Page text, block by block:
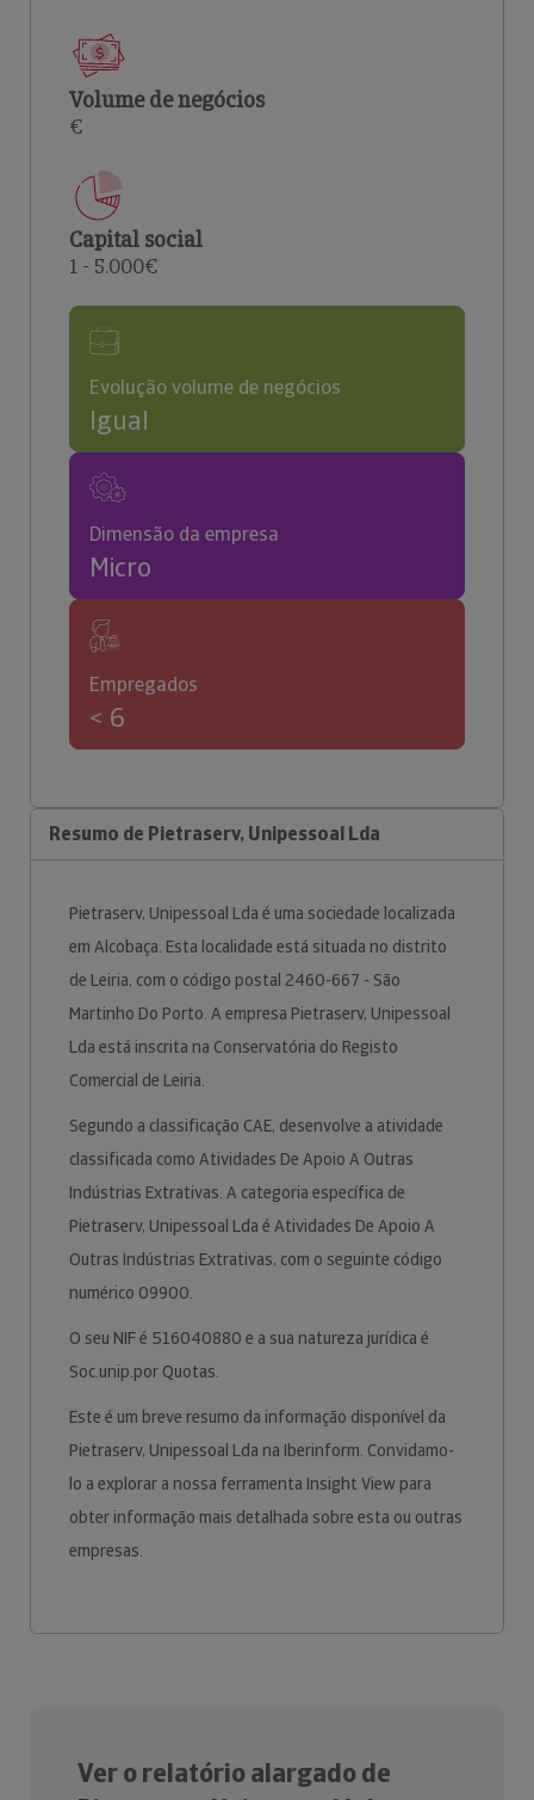
Volume de negócios
€
Capital social
1 - 5.000€
Evolução volume de negócios
Igual
Dimensão da empresa
Micro
Empregados
< 6
Resumo de Pietraserv, Unipessoal Lda
Pietraserv, Unipessoal Lda é uma sociedade localizada
em Alcobaça. Esta localidade está situada no distrito
de Leiria, com o código postal 2460-667 - São
Martinho Do Porto. A empresa Pietraserv, Unipessoal
Lda está inscrita na Conservatória do Registo
Comercial de Leiria.
Segundo a classificação CAE, desenvolve a atividade
classificada como Atividades De Apoio A Outras
Indústrias Extrativas. A categoria específica de
Pietraserv, Unipessoal Lda é Atividades De Apoio A
Outras Indústrias Extrativas, com o seguinte código
numérico 09900.
O seu NIF é 516040880 e a sua natureza jurídica é
Soc.unip.por Quotas.
Este é um breve resumo da informação disponível da
Pietraserv, Unipessoal Lda na Iberinform. Convidamo-
lo a explorar a nossa ferramenta Insight View para
obter informação mais detalhada sobre esta ou outras
empresas.
Ver o relatório alargado de